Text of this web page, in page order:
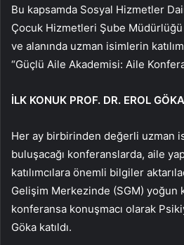
Bu kapsamda Sosyal Hizmetler
Çocuk Hizmetleri Şube
ve alanında uzman isimlerin
“Güçlü Aile Akademisi: Aile
İLK KONUK PROF. DR. EROL GÖKA
Her ay birbirinden değerli uzman
buluşacağı konferanslarda, aile
katılımcılara önemli bilgiler
Gelişim Merkezinde (SGM) yoğun
konferansa konuşmacı olarak
Göka katıldı.